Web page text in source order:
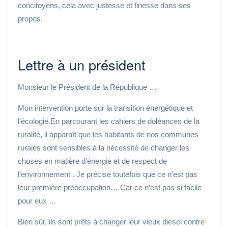
concitoyens, cela avec justesse et finesse dans ses
propos.
Lettre à un président
Monsieur le Président de la République …
Mon intervention porte sur la transition énergétique et
l’écologie.En parcourant les cahiers de doléances de la
ruralité, il apparaît que les habitants de nos communes
rurales sont sensibles à la nécessité de changer les
choses en matière d’énergie et de respect de
l’environnement . Je précise toutefois que ce n’est pas
leur première préoccupation… Car ce n’est pas si facile
pour eux …
Bien sûr, ils sont prêts à changer leur vieux diesel contre